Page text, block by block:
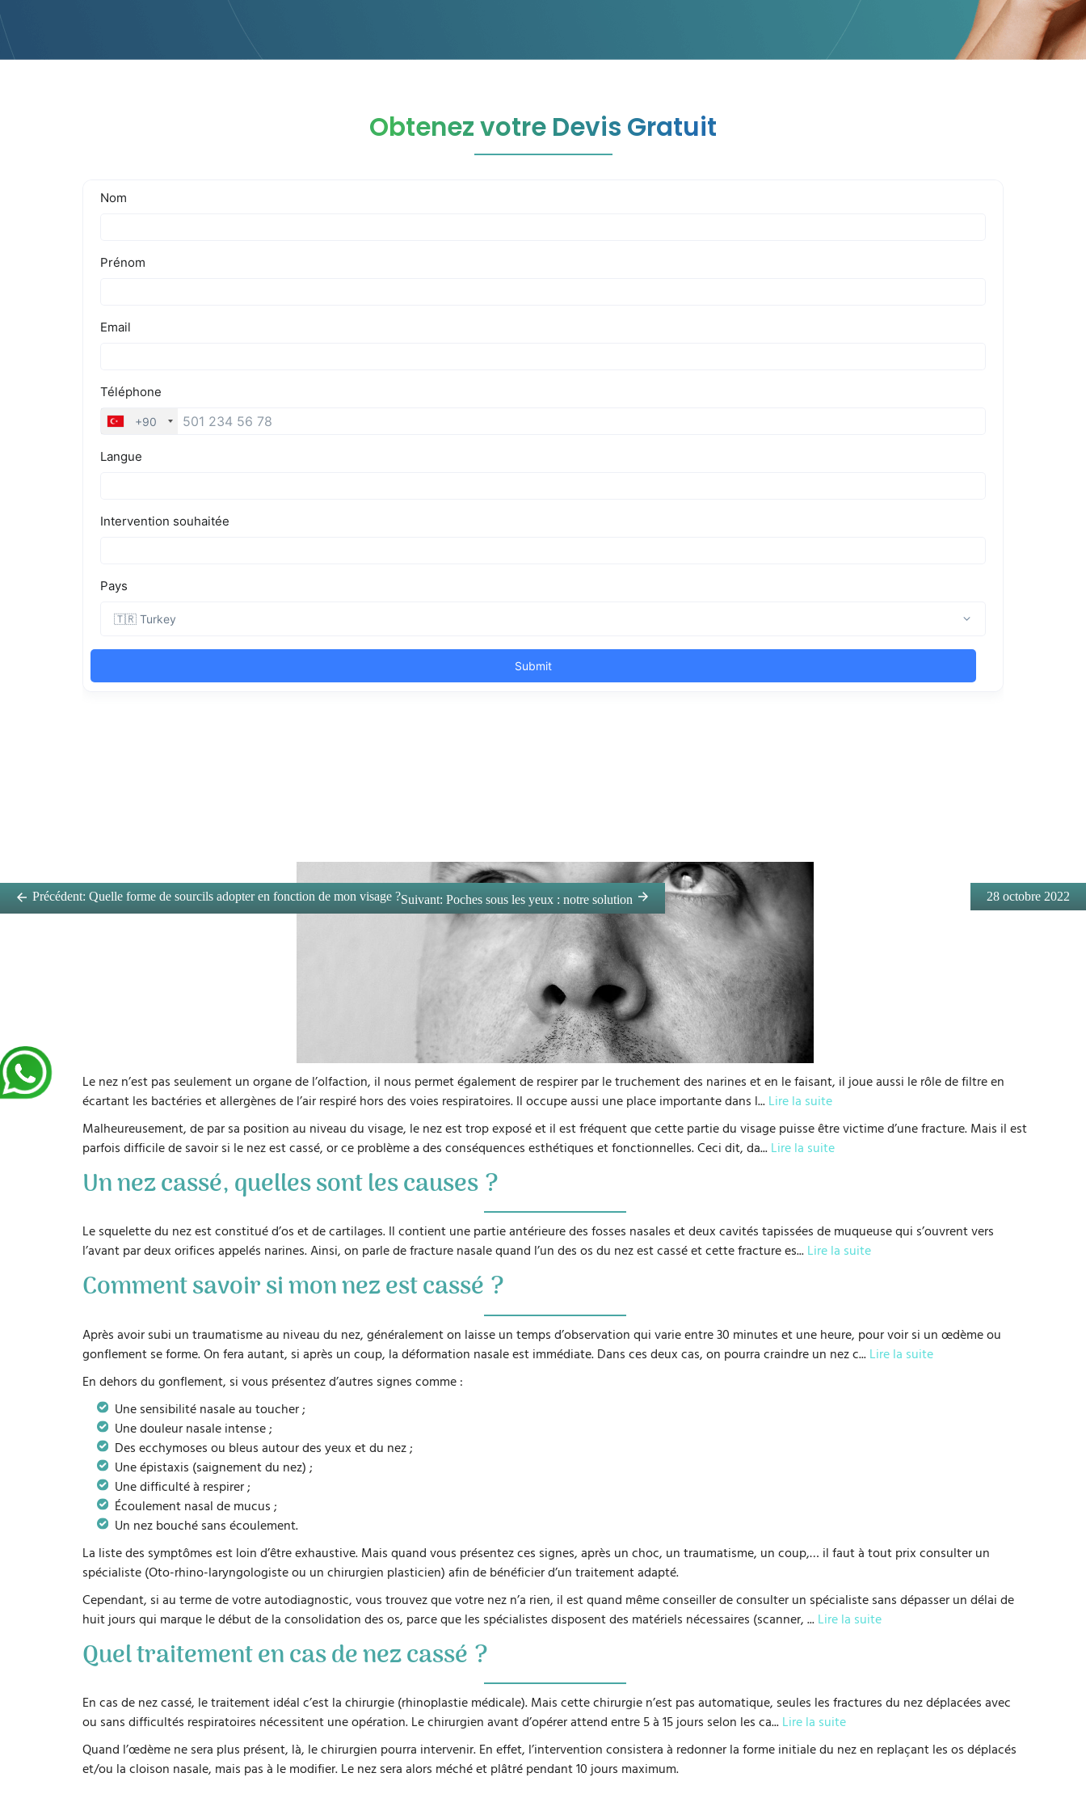
28 octobre 2022
Précédent: Quelle forme de sourcils adopter en fonction de mon visage ?Suivant: Poches sous les yeux : notre solution
Obtenez votre Devis Gratuit
Le nez n’est pas seulement un organe de l’olfaction, il nous permet également de respirer par le truchement des narines et en le faisant, il joue aussi le rôle de filtre en
écartant les bactéries et allergènes de l’air respiré hors des voies respiratoires. Il occupe aussi une place importante dans l... Lire la suite
Malheureusement, de par sa position au niveau du visage, le nez est trop exposé et il est fréquent que cette partie du visage puisse être victime d’une fracture. Mais il est
parfois difficile de savoir si le nez est cassé, or ce problème a des conséquences esthétiques et fonctionnelles. Ceci dit, da... Lire la suite
Un nez cassé, quelles sont les causes ?
Le squelette du nez est constitué d’os et de cartilages. Il contient une partie antérieure des fosses nasales et deux cavités tapissées de muqueuse qui s’ouvrent vers
l’avant par deux orifices appelés narines. Ainsi, on parle de fracture nasale quand l’un des os du nez est cassé et cette fracture es... Lire la suite
Comment savoir si mon nez est cassé ?
Après avoir subi un traumatisme au niveau du nez, généralement on laisse un temps d’observation qui varie entre 30 minutes et une heure, pour voir si un œdème ou
gonflement se forme. On fera autant, si après un coup, la déformation nasale est immédiate. Dans ces deux cas, on pourra craindre un nez c... Lire la suite
En dehors du gonflement, si vous présentez d’autres signes comme :
Une sensibilité nasale au toucher ;
Une douleur nasale intense ;
Des ecchymoses ou bleus autour des yeux et du nez ;
Une épistaxis (saignement du nez) ;
Une difficulté à respirer ;
Écoulement nasal de mucus ;
Un nez bouché sans écoulement.
La liste des symptômes est loin d’être exhaustive. Mais quand vous présentez ces signes, après un choc, un traumatisme, un coup,… il faut à tout prix consulter un
spécialiste (Oto-rhino-laryngologiste ou un chirurgien plasticien) afin de bénéficier d’un traitement adapté.
Cependant, si au terme de votre autodiagnostic, vous trouvez que votre nez n’a rien, il est quand même conseiller de consulter un spécialiste sans dépasser un délai de
huit jours qui marque le début de la consolidation des os, parce que les spécialistes disposent des matériels nécessaires (scanner, ... Lire la suite
Quel traitement en cas de nez cassé ?
En cas de nez cassé, le traitement idéal c’est la chirurgie (rhinoplastie médicale). Mais cette chirurgie n’est pas automatique, seules les fractures du nez déplacées avec
ou sans difficultés respiratoires nécessitent une opération. Le chirurgien avant d’opérer attend entre 5 à 15 jours selon les ca... Lire la suite
Quand l’œdème ne sera plus présent, là, le chirurgien pourra intervenir. En effet, l’intervention consistera à redonner la forme initiale du nez en replaçant les os déplacés
et/ou la cloison nasale, mais pas à le modifier. Le nez sera alors méché et plâtré pendant 10 jours maximum.